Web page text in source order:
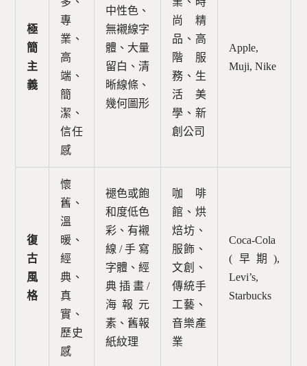
極
簡
主
義
專
業、
高
端、
簡
潔、
信任
感
中性色、
無襯線字
體、大量
留白、清
晰線條、
幾何圖形
尚精
品、高
階服
務、生
活美
學、新
創公司
Apple,
Muji, Nike
復
古
風
格
懷
舊、
溫
暖、
經
典、
真
實、
歷史
感
褪色或飽
和度低色
彩、有襯
線/手寫
字體、經
典插畫/
海報元
素、舊報
紙紋理
咖啡
館、烘
焙坊、
服飾、
文創、
傳統手
工藝、
音樂產
業
Coca-Cola
(早期),
Levi’s,
Starbucks